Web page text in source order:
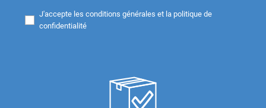
J'accepte les conditions générales et la politique de
confidentialité